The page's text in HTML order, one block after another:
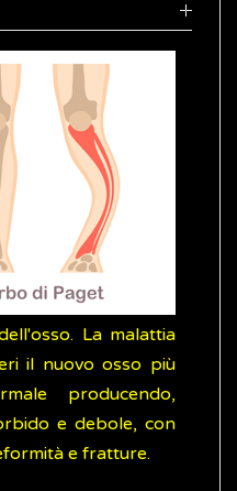
La malattia
il nuovo osso più
producendo,
e debole, con
e fratture.